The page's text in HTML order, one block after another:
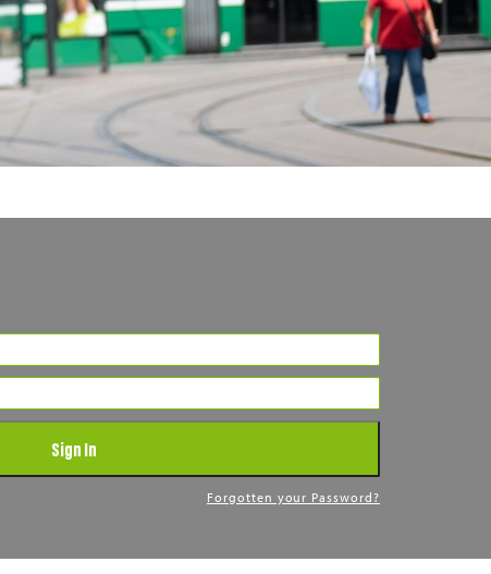
Sign In
Forgotten your Password?